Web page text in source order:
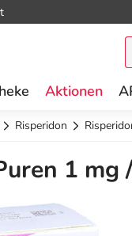
Aktionen
Risperidon
1 mg